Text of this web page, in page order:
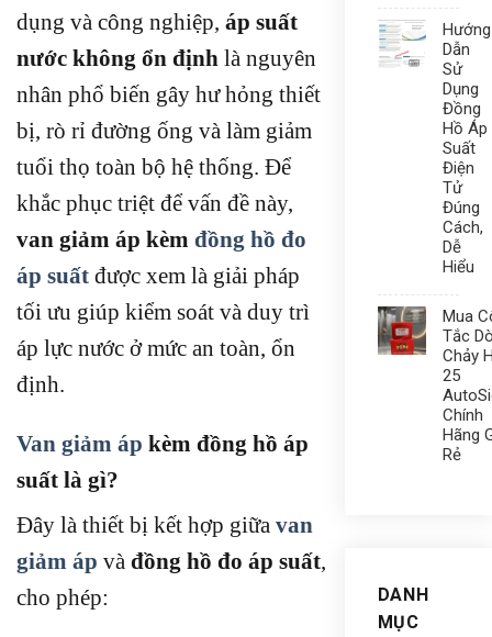
dụng và công nghiệp, áp suất
nước không ổn định là nguyên
nhân phổ biến gây hư hỏng thiết
bị, rò rỉ đường ống và làm giảm
tuổi thọ toàn bộ hệ thống. Để
khắc phục triệt để vấn đề này,
van giảm áp kèm đồng hồ đo
áp suất được xem là giải pháp
tối ưu giúp kiểm soát và duy trì
áp lực nước ở mức an toàn, ổn
định.
Van giảm áp kèm đồng hồ áp
suất là gì?
Đây là thiết bị kết hợp giữa van
giảm áp và đồng hồ đo áp suất,
cho phép:
Hướng
Dẫn
Sử
Dụng
Đồng
Hồ Áp
Suất
Điện
Tử
Đúng
Cách,
Dễ
Hiểu
Mua
Tắc
Chảy
25
Chính
Hãng
Rẻ
DANH
MỤC